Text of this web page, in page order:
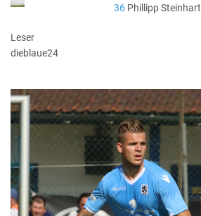
36 Phillipp Steinhart
Leser
dieblaue24